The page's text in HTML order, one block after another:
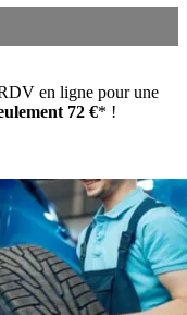
en ligne pour une
72 €* !